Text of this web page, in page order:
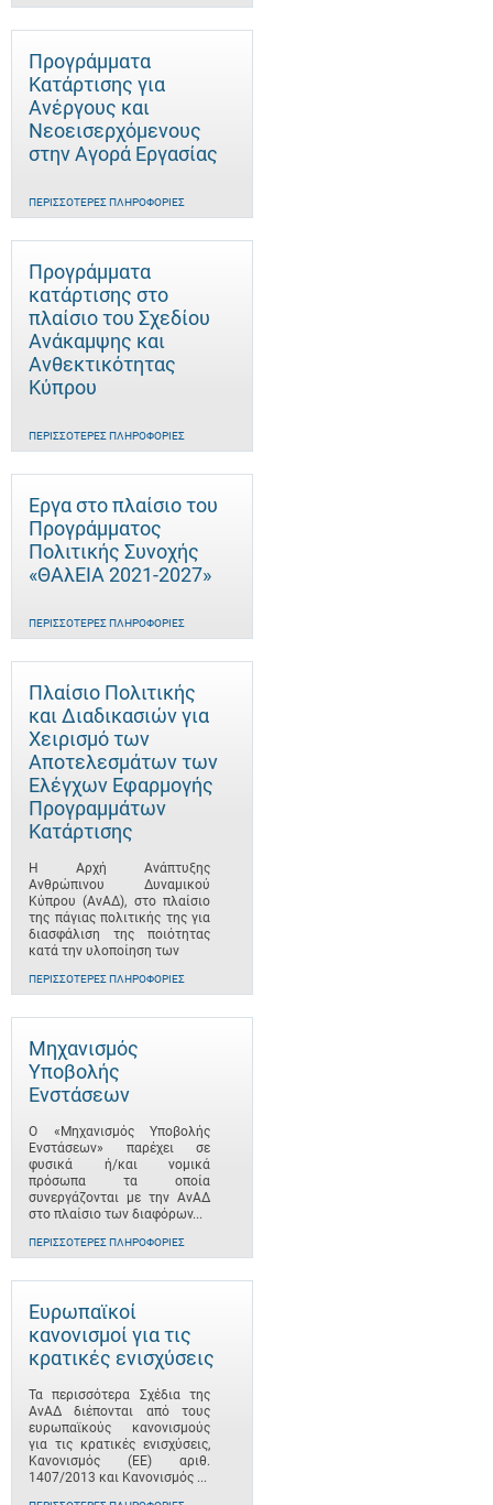
Προγράμματα
Κατάρτισης για
Ανέργους και
Νεοεισερχόμενους
στην Αγορά Εργασίας
ΠΕΡΙΣΣΌΤΕΡΕΣ ΠΛΗΡΟΦΟΡΊΕΣ
Προγράμματα
κατάρτισης στο
πλαίσιο του Σχεδίου
Ανάκαμψης και
Ανθεκτικότητας
Κύπρου
ΠΕΡΙΣΣΌΤΕΡΕΣ ΠΛΗΡΟΦΟΡΊΕΣ
Έργα στο πλαίσιο του
Προγράμματος
Πολιτικής Συνοχής
«ΘΑλΕΙΑ 2021-2027»
ΠΕΡΙΣΣΌΤΕΡΕΣ ΠΛΗΡΟΦΟΡΊΕΣ
Πλαίσιο Πολιτικής
και Διαδικασιών για
Χειρισμό των
Αποτελεσμάτων των
Ελέγχων Εφαρμογής
Προγραμμάτων
Κατάρτισης
Η Αρχή Ανάπτυξης
Ανθρώπινου Δυναμικού
Κύπρου (ΑνΑΔ), στο πλαίσιο
της πάγιας πολιτικής της για
διασφάλιση της ποιότητας
κατά την υλοποίηση των
ΠΕΡΙΣΣΌΤΕΡΕΣ ΠΛΗΡΟΦΟΡΊΕΣ
Μηχανισμός
Υποβολής
Ενστάσεων
Ο «Μηχανισμός Υποβολής
Ενστάσεων» παρέχει σε
φυσικά ή/και νομικά
πρόσωπα τα οποία
συνεργάζονται με την ΑνΑΔ
στο πλαίσιο των διαφόρων...
ΠΕΡΙΣΣΌΤΕΡΕΣ ΠΛΗΡΟΦΟΡΊΕΣ
Ευρωπαϊκοί
κανονισμοί για τις
κρατικές ενισχύσεις
Τα περισσότερα Σχέδια της
ΑνΑΔ διέπονται από τους
ευρωπαϊκούς κανονισμούς
για τις κρατικές ενισχύσεις,
Κανονισμός (ΕΕ) αριθ.
1407/2013 και Κανονισμός ...